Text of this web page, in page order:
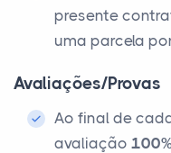
presente
uma parcela
Avaliações/Provas
Ao final de
avaliação